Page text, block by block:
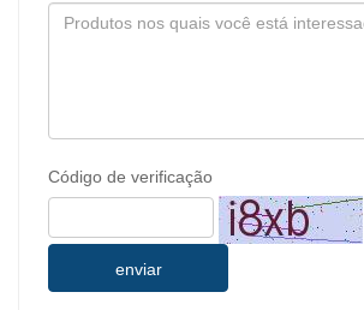
Código de verificação
enviar